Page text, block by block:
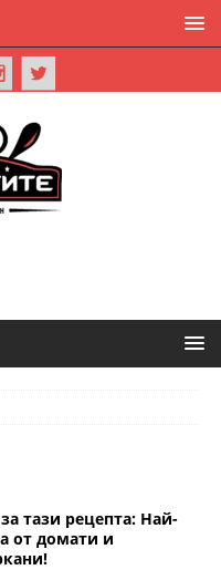
тази рецепта: Най-
от домати и